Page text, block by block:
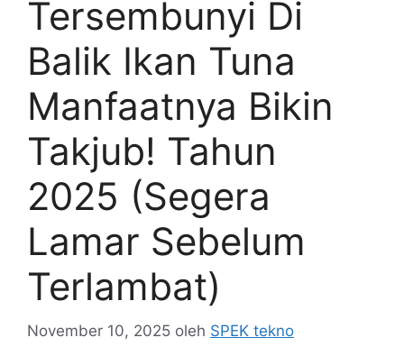
Tersembunyi Di
Balik Ikan Tuna
Manfaatnya Bikin
Takjub! Tahun
2025 (Segera
Lamar Sebelum
Terlambat)
November 10, 2025 oleh SPEK tekno